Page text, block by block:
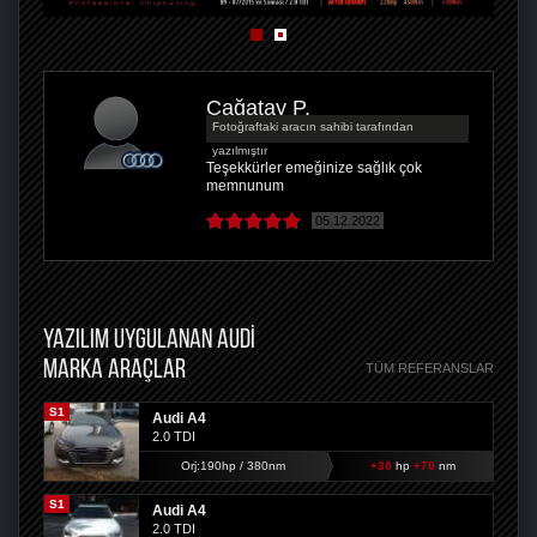
Çağatay P.
Fotoğraftaki aracın sahibi tarafından
yazılmıştır
Teşekkürler emeğinize sağlık çok
memnunum
05.12.2022
YAZILIM UYGULANAN AUDI
MARKA ARAÇLAR
TÜM REFERANSLAR
S1 Audi A4
2.0 TDI
Orj:190hp / 380nm +30 hp +70 nm
S1 Audi A4
2.0 TDI